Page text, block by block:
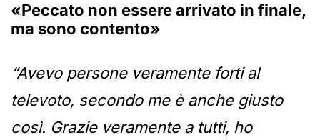
«Peccato non essere arrivato in finale,
ma sono contento»
“Avevo persone veramente forti al
televoto, secondo me è anche giusto
così. Grazie veramente a tutti, ho